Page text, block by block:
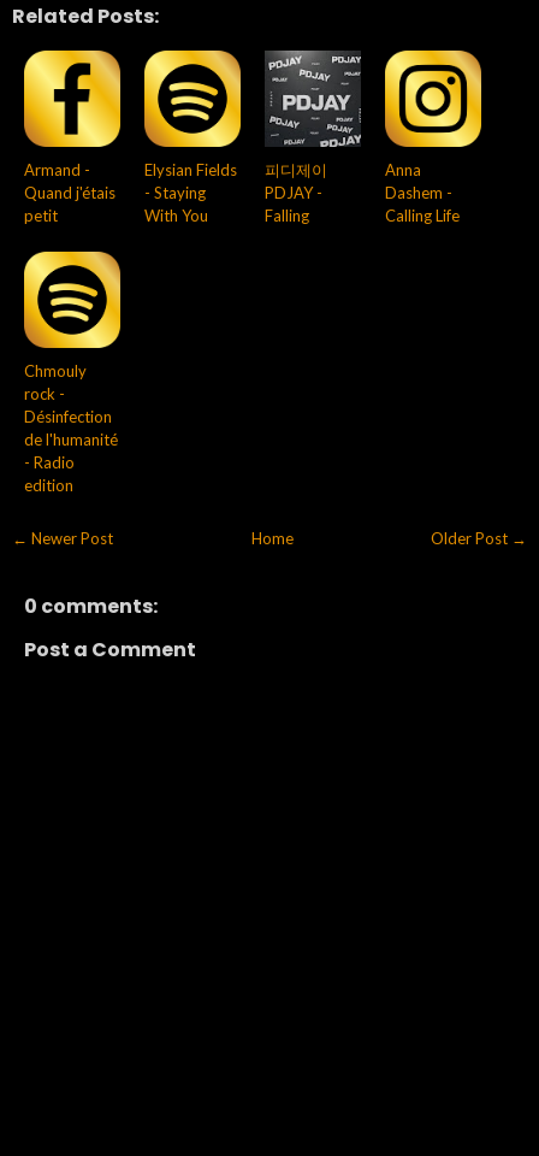
Related Posts:
Armand -
Quand j'étais
petit
Elysian Fields
- Staying
With You
피디제이
PDJAY -
Falling
Anna
Dashem -
Calling Life
Chmouly
rock -
Désinfection
de l'humanité
- Radio
edition
← Newer Post Older Post →
Home
0 comments:
Post a Comment